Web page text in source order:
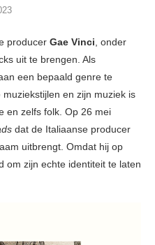
producer Gae Vinci, onder
uit te brengen. Als
een bepaald genre te
en zijn muziek is
en zelfs folk. Op 26 mei
dat de Italiaanse producer
uitbrengt. Omdat hij op
om zijn echte identiteit te laten